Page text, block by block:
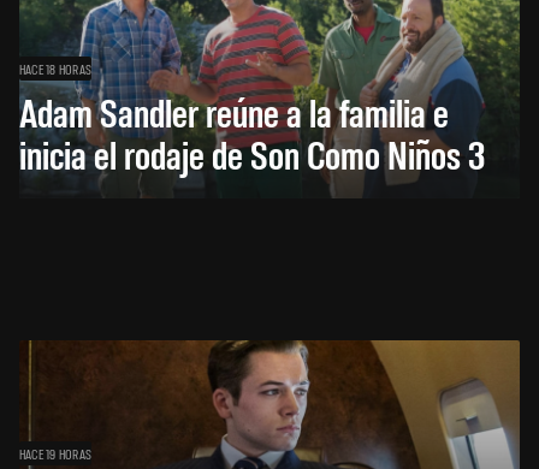
HACE 18 HORAS
Adam Sandler reúne a la familia e
inicia el rodaje de Son Como Niños 3
HACE 19 HORAS